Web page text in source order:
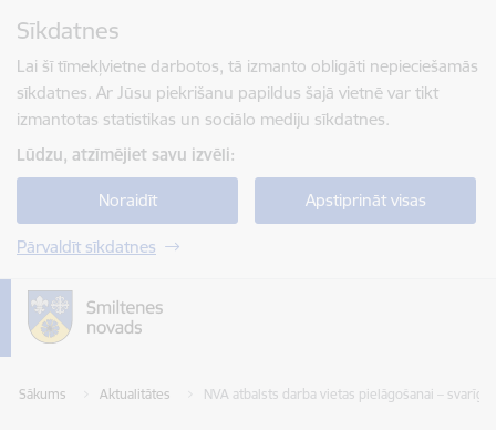
Sīkdatnes
Lai šī tīmekļvietne darbotos, tā izmanto obligāti nepieciešamās
sīkdatnes. Ar Jūsu piekrišanu papildus šajā vietnē var tikt
izmantotas statistikas un sociālo mediju sīkdatnes.
Lūdzu, atzīmējiet savu izvēli:
Noraidīt Apstiprināt visas
Pārvaldīt sīkdatnes
Sākums Aktualitātes NVA atbalsts darba vietas pielāgošanai –